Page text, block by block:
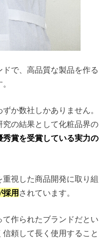
で、高品質な製品を作る
か数社しかありません。
の結果として化粧品界の
賞を受賞している実力の
視した商品開発に取り組
採用されています。
作られたブランドだとい
頼して長く使用すること